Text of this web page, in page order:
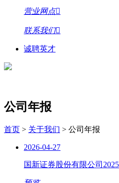
营业网点
联系我们
诚聘英才
公司年报
首页 > 关于我们 > 公司年报
2026-04-27
国新证券股份有限公司